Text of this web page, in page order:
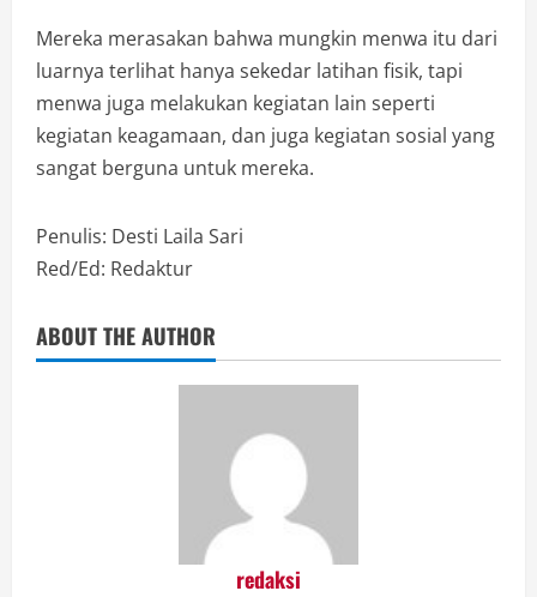
Mereka merasakan bahwa mungkin menwa itu dari
luarnya terlihat hanya sekedar latihan fisik, tapi
menwa juga melakukan kegiatan lain seperti
kegiatan keagamaan, dan juga kegiatan sosial yang
sangat berguna untuk mereka.
Penulis: Desti Laila Sari
Red/Ed: Redaktur
ABOUT THE AUTHOR
redaksi